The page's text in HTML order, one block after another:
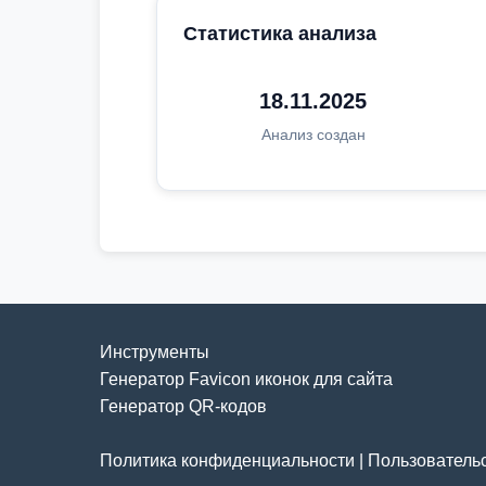
Статистика анализа
18.11.2025
Анализ создан
Инструменты
Генератор Favicon иконок для сайта
Генератор QR-кодов
Политика конфиденциальности